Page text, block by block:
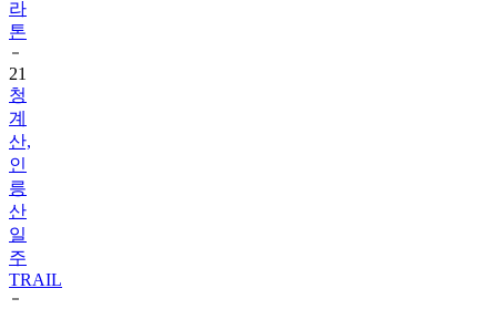
라
톤
21
청
계
산,
인
릉
산
일
주
TRAIL